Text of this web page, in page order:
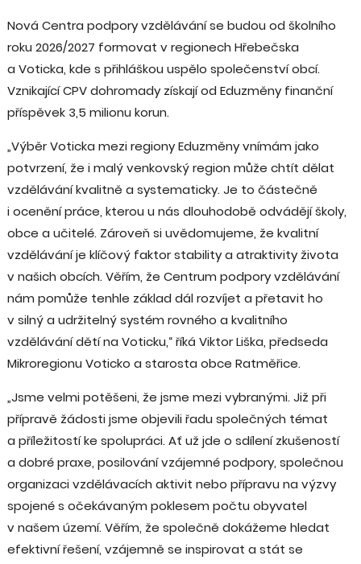
Nová Centra podpory vzdělávání se budou od školního
roku 2026/2027 formovat v regionech Hřebečska
a Voticka, kde s přihláškou uspělo společenství obcí.
Vznikající CPV dohromady získají od Eduzměny finanční
příspěvek 3,5 milionu korun.
„Výběr Voticka mezi regiony Eduzměny vnímám jako
potvrzení, že i malý venkovský region může chtít dělat
vzdělávání kvalitně a systematicky. Je to částečně
i ocenění práce, kterou u nás dlouhodobě odvádějí školy,
obce a učitelé. Zároveň si uvědomujeme, že kvalitní
vzdělávání je klíčový faktor stability a atraktivity života
v našich obcích. Věřím, že Centrum podpory vzdělávání
nám pomůže tenhle základ dál rozvíjet a přetavit ho
v silný a udržitelný systém rovného a kvalitního
vzdělávání dětí na Voticku,“ říká Viktor Liška, předseda
Mikroregionu Voticko a starosta obce Ratměřice.
„Jsme velmi potěšeni, že jsme mezi vybranými. Již při
přípravě žádosti jsme objevili řadu společných témat
a příležitostí ke spolupráci. Ať už jde o sdílení zkušeností
a dobré praxe, posilování vzájemné podpory, společnou
organizaci vzdělávacích aktivit nebo přípravu na výzvy
spojené s očekávaným poklesem počtu obyvatel
v našem území. Věřím, že společně dokážeme hledat
efektivní řešení, vzájemně se inspirovat a stát se